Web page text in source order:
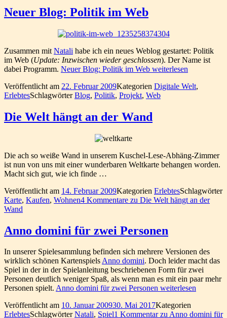
Neuer Blog: Politik im Web
Zusammen mit Natali habe ich ein neues Weblog gestartet: Politik
im Web (Update: Inzwischen wieder geschlossen). Der Name ist
dabei Programm. Neuer Blog: Politik im Web weiterlesen
Veröffentlicht am 22. Februar 2009Kategorien Digitale Welt,
ErlebtesSchlagwörterBlog, Politik, Projekt, Web
Die Welt hängt an der Wand
Die ach so weiße Wand in unserem Kuschel-Lese-Abhäng-Zimmer
ist nun von uns mit einer wunderbaren Weltkarte behangen worden.
Macht sich gut, wie ich finde …
Veröffentlicht am 14. Februar 2009Kategorien ErlebtesSchlagwörter
Karte, Kaufen, Wohnen4 Kommentare zu Die Welt hängt an der
Wand
Anno domini für zwei Personen
In unserer Spielesammlung befinden sich mehrere Versionen des
wirklich schönen KartenspielsAnno domini. Doch leider macht das
Spiel in der in der Spielanleitung beschriebenen Form für zwei
Personen deutlich weniger Spaß, als wenn man es mit ein paar mehr
Personen spielt. Anno domini für zwei Personen weiterlesen
Veröffentlicht am 10. Januar 200930. Mai 2017Kategorien
ErlebtesSchlagwörterNatali, Spiel1 Kommentarzu Anno domini für